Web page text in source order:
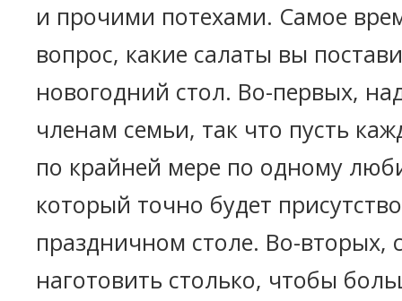
и прочими потехами. Самое
вопрос, какие салаты вы
новогодний стол. Во-первых,
членам семьи, так что пусть
по крайней мере по одному
который точно будет
праздничном столе. Во-вторых,
наготовить столько, чтобы